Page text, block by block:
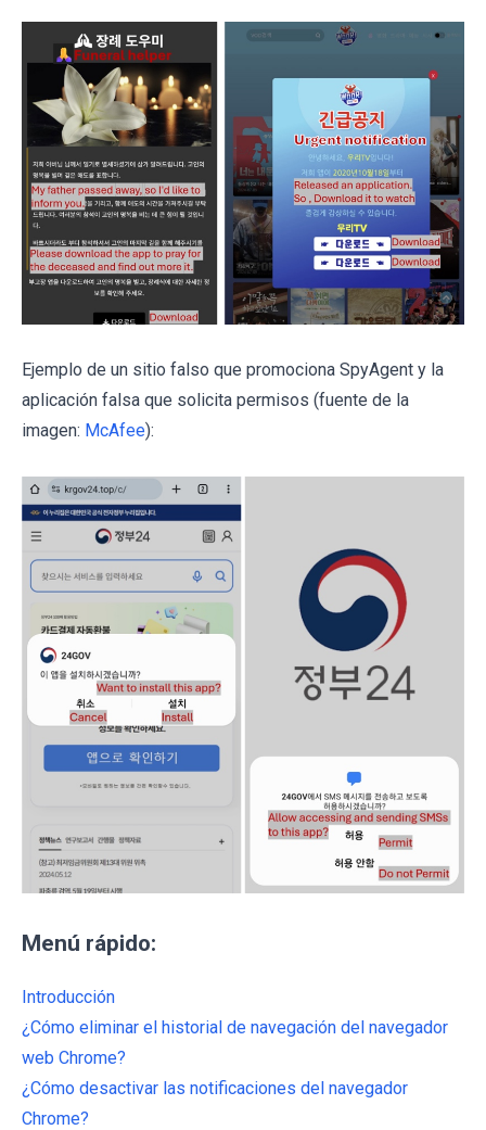
Ejemplo de un sitio falso que promociona SpyAgent y la
aplicación falsa que solicita permisos (fuente de la
imagen: McAfee):
Menú rápido:
Introducción
¿Cómo eliminar el historial de navegación del navegador
web Chrome?
¿Cómo desactivar las notificaciones del navegador
Chrome?